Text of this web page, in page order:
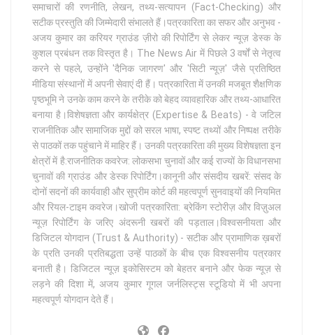
समाचारों की रणनीति, लेखन, तथ्य-सत्यापन (Fact-Checking) और
सटीक प्रस्तुति की जिम्मेदारी संभालते हैं।पत्रकारिता का सफर और अनुभव -
अजय कुमार का करियर ग्राउंड ज़ीरो की रिपोर्टिंग से लेकर न्यूज़ डेस्क के
कुशल प्रबंधन तक विस्तृत है। The News Air में पिछले 3 वर्षों से नेतृत्व
करने से पहले, उन्होंने 'दैनिक जागरण' और 'सिटी न्यूज़' जैसे प्रतिष्ठित
मीडिया संस्थानों में अपनी सेवाएं दी हैं। पत्रकारिता में उनकी मजबूत शैक्षणिक
पृष्ठभूमि ने उनके काम करने के तरीके को बेहद व्यावहारिक और तथ्य-आधारित
बनाया है।विशेषज्ञता और कार्यक्षेत्र (Expertise & Beats) - वे जटिल
राजनीतिक और सामाजिक मुद्दों को सरल भाषा, स्पष्ट तथ्यों और निष्पक्ष तरीके
से पाठकों तक पहुंचाने में माहिर हैं। उनकी पत्रकारिता की मुख्य विशेषज्ञता इन
क्षेत्रों में है:राजनीतिक कवरेज: लोकसभा चुनावों और कई राज्यों के विधानसभा
चुनावों की ग्राउंड और डेस्क रिपोर्टिंग।कानूनी और संसदीय खबरें: संसद के
दोनों सदनों की कार्यवाही और सुप्रीम कोर्ट की महत्वपूर्ण सुनवाइयों की नियमित
और रियल-टाइम कवरेज।खोजी पत्रकारिता: ब्रेकिंग स्टोरीज़ और विज़ुअल
न्यूज़ रिपोर्टिंग के जरिए अंदरूनी खबरों की पड़ताल।विश्वसनीयता और
डिजिटल योगदान (Trust & Authority) - सटीक और प्रामाणिक ख़बरों
के प्रति उनकी प्रतिबद्धता उन्हें पाठकों के बीच एक विश्वसनीय पत्रकार
बनाती है। डिजिटल न्यूज़ इकोसिस्टम को बेहतर बनाने और फेक न्यूज़ से
लड़ने की दिशा में, अजय कुमार गूगल जर्नलिस्ट्स स्टूडियो में भी अपना
महत्वपूर्ण योगदान देते हैं।